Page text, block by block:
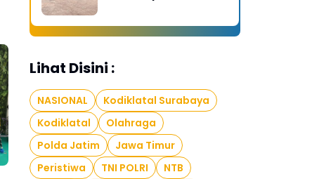
Lihat Disini :
NASIONAL
Kodiklatal Surabaya
Kodiklatal
Olahraga
Polda Jatim
Jawa Timur
Peristiwa
TNI POLRI
NTB